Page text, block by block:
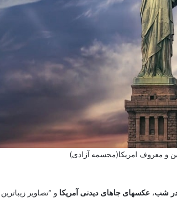
و معروف امریکا(مجسمه آزادی)
در شب، عکسهای جاهای دیدنی آمریکا و “تصاویر زیباترین